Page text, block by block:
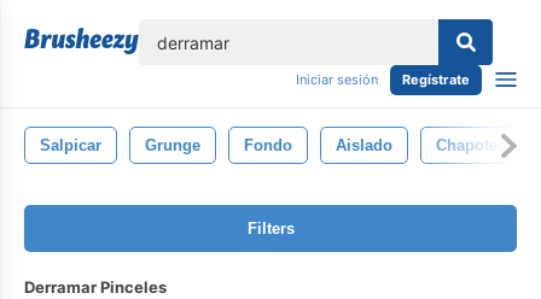
Iniciar sesión Regístrate
Salpicar Grunge Fondo Aislado Chapoteo
Filters
Derramar Pinceles